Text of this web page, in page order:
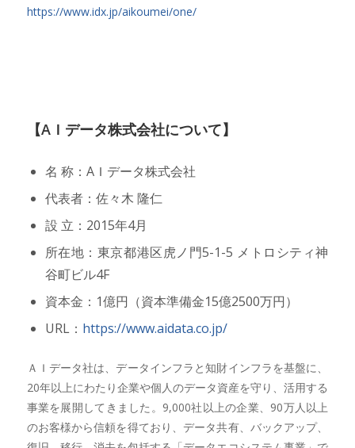
https://www.idx.jp/aikoumei/one/
【AＩデータ株式会社について】
名 称：AＩデータ株式会社
代表者：佐々木 隆仁
設 立：2015年4月
所在地：東京都港区虎ノ門5-1-5 メトロシティ神
谷町ビル4F
資本金：1億円（資本準備金15億2500万円）
URL： https://www.aidata.co.jp/
ＡＩデータ社は、データインフラと知財インフラを基盤に、
20年以上にわたり企業や個人のデータ資産を守り、活用する
事業を展開してきました。9,000社以上の企業、90万人以上
のお客様から信頼を得ており、データ共有、バックアップ、